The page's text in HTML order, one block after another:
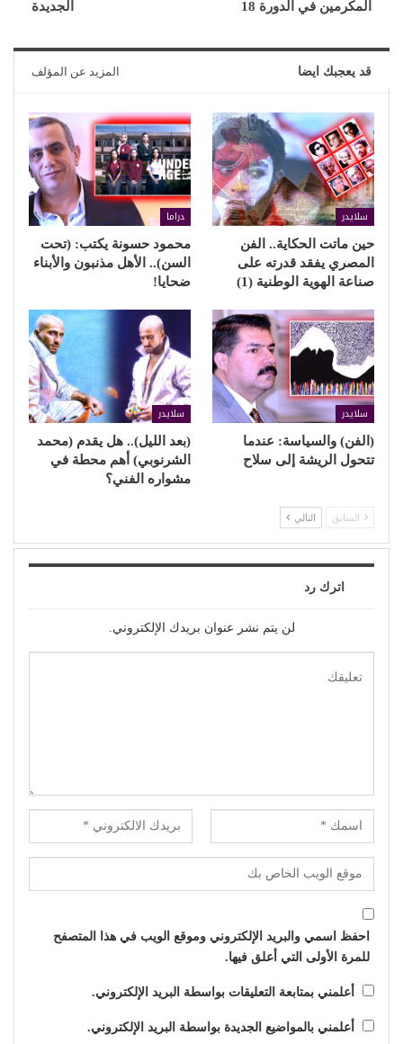
المكرمين في الدورة 18 الجديدة
قد يعجبك ايضا المزيد عن المؤلف
سلايدر
حين ماتت الحكاية.. الفن
المصري يفقد قدرته على
صناعة الهوية الوطنية (1)
دراما
محمود حسونة يكتب: (تحت
السن).. الأهل مذنبون والأبناء
ضحايا!
سلايدر
(الفن) والسياسة: عندما
تتحول الريشة إلى سلاح
سلايدر
(بعد الليل).. هل يقدم (محمد
الشرنوبي) أهم محطة في
مشواره الفني؟
السابق التالي
اترك رد
لن يتم نشر عنوان بريدك الإلكتروني.
احفظ اسمي والبريد الإلكتروني وموقع الويب في هذا المتصفح
للمرة الأولى التي أعلق فيها.
أعلمني بمتابعة التعليقات بواسطة البريد الإلكتروني.
أعلمني بالمواضيع الجديدة بواسطة البريد الإلكتروني.